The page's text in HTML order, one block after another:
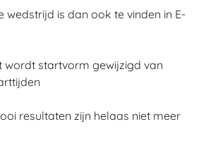
wedstrijd is dan ook te vinden in E-
wordt startvorm gewijzigd van
resultaten zijn helaas niet meer